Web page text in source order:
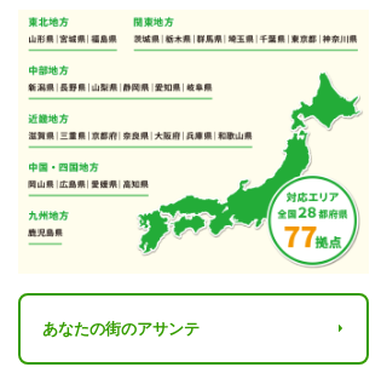
あなたの街のアサンテ